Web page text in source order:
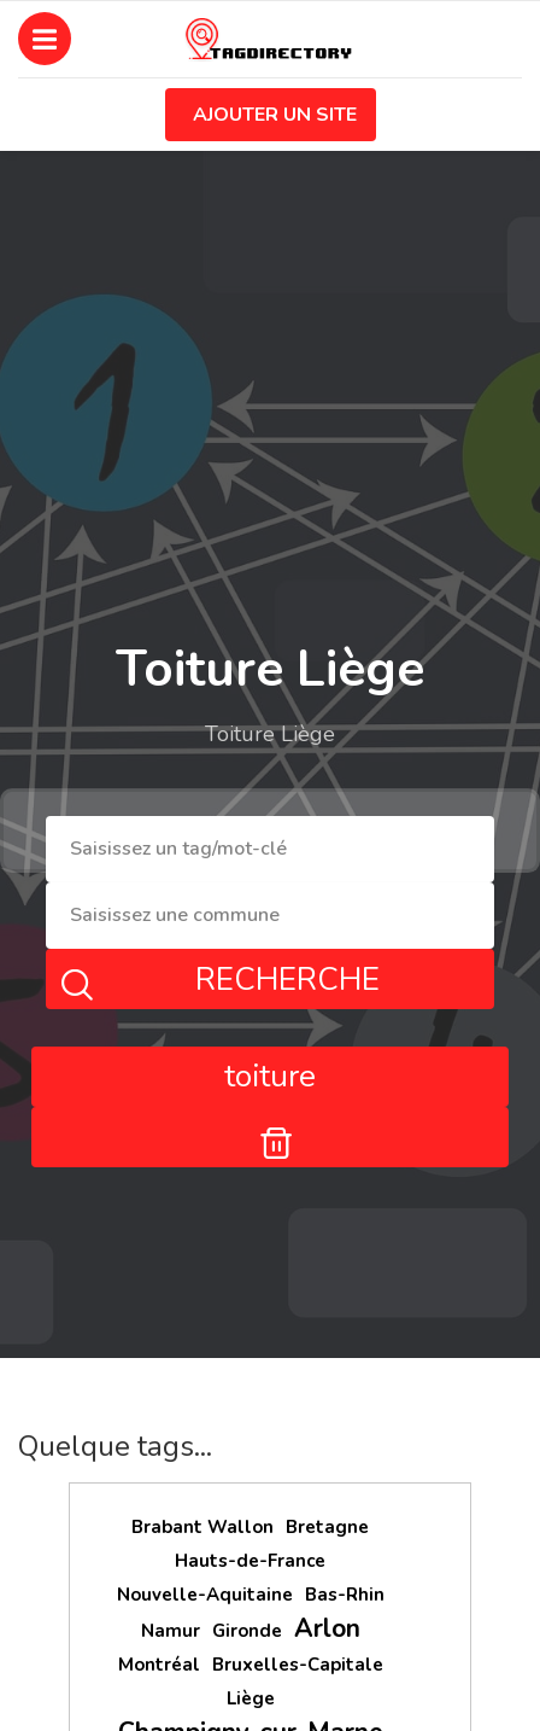
AJOUTER UN SITE
Toiture Liège
Toiture Liège
RECHERCHE
toiture
Quelque tags...
Brabant Wallon Bretagne
Hauts-de-France
Nouvelle-Aquitaine Bas-Rhin
Namur Gironde Arlon
Montréal Bruxelles-Capitale
Liège